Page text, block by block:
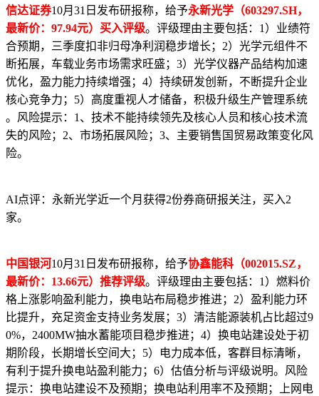
信达证券10月31日发布研报称，给予永新光学（603297.SH，
最新价：97.94元）买入评级。评级理由主要包括：1）业绩符
合预期，三季度扣非归母净利润稳步增长；2）光学元组件不
断拓展，车载业务市场需求旺盛；3）光学仪器产品结构加速
优化，盈力能力持续增强；4）持续研发创新，不断提升企业
核心竞争力；5）高度重视人才储备，积极升级生产管理系统
。风险提示：1、技术不能持续领先及核心人员和核心技术流
失的风险；2、市场拓展风险；3、主要销售国贸易政策变化风
险。
AI点评：永新光学近一个月获得2份券商研报关注，买入2
家。
中国银河10月31日发布研报称，给予协鑫能科（002015.SZ，
最新价：13.66元）推荐评级。评级理由主要包括：1）燃料价
格上涨影响盈利能力，换电站布局稳步推进；2）盈利能力环
比提升，充足资金支持业务发展；3）清洁能源装机占比超过9
0%，2400MW抽水蓄能项目稳步推进；4）换电站建设处于初
期阶段，长期增长空间大；5）电力成本低，客群目标清晰，
有利于提升换电站盈利能力；6）估值分析与评级说明。风险
提示：换电站建设不及预期；换电站利用率不及预期；上网电